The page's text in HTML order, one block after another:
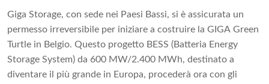
Giga Storage, con sede nei Paesi Bassi, si è assicurata un
permesso irreversibile per iniziare a costruire la GIGA Green
Turtle in Belgio. Questo progetto BESS (Batteria Energy
Storage System) da 600 MW/2.400 MWh, destinato a
diventare il più grande in Europa, procederà ora con gli